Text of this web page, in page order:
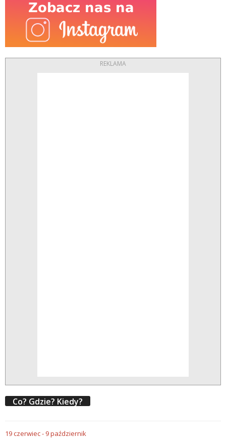
REKLAMA
Co? Gdzie? Kiedy?
19czerwiec- 9październik